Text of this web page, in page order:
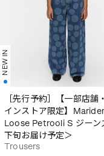
NEW IN
［先行予約］【一部店舗
インストア限定】
Loose Petrooli S ジーン
下旬お届け予定＞
Trousers